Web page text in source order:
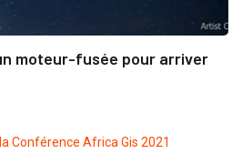
moteur-fusée pour arriver